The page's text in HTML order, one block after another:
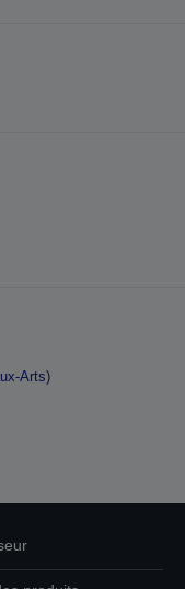
Arts)